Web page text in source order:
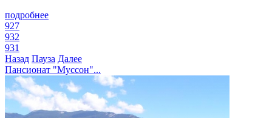
подробнее
927
932
931
Назад Пауза Далее
Пансионат "Муссон"...